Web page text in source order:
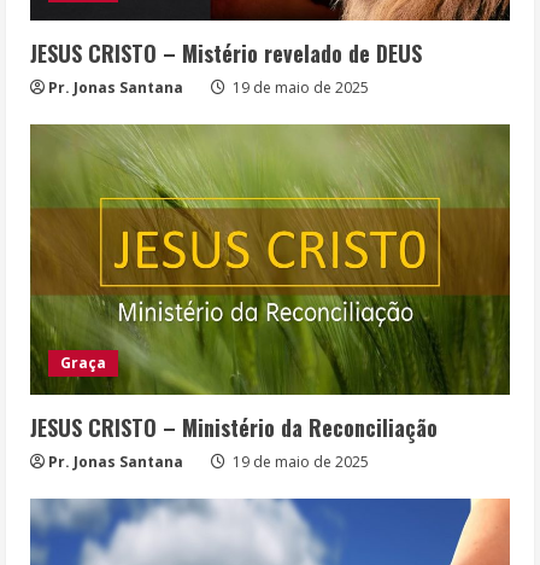
JESUS CRISTO – Mistério revelado de DEUS
Pr. Jonas Santana 19 de maio de 2025
Graça
JESUS CRISTO – Ministério da Reconciliação
Pr. Jonas Santana 19 de maio de 2025